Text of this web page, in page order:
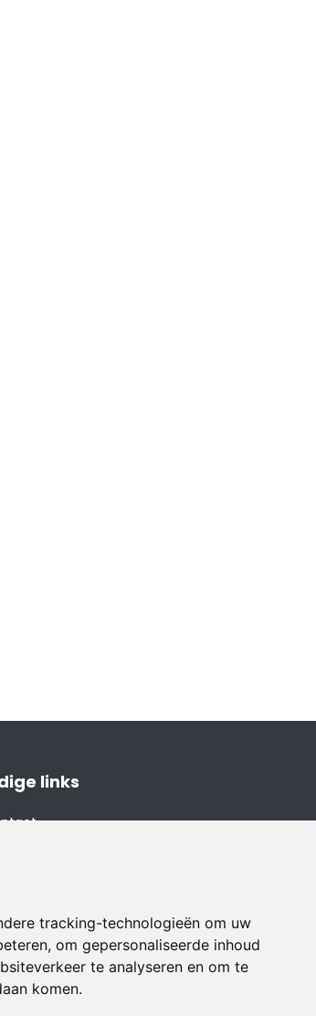
tracking-technologieën om uw
om gepersonaliseerde inhoud
te analyseren en om te
komen.
links
website